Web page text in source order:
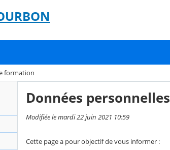
formation
Données personnelles
Modifiée le mardi 22 juin 2021 10:59
Cette page a pour objectif de vous informer :